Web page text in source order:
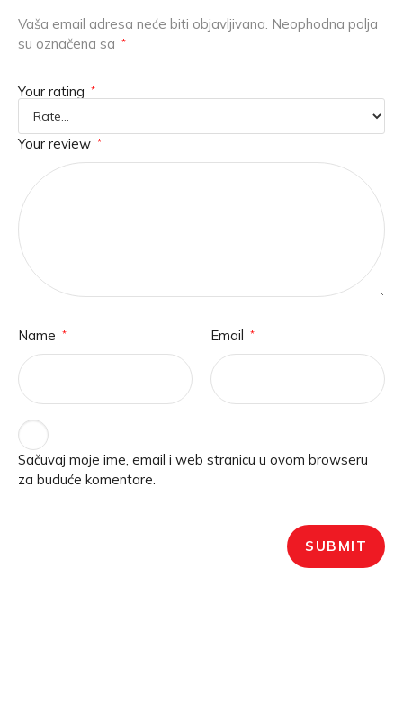
Vaša email adresa neće biti objavljivana. Neophodna polja
su označena sa
*
Your rating *
Your review *
Name * Email *
Sačuvaj moje ime, email i web stranicu u ovom browseru
za buduće komentare.